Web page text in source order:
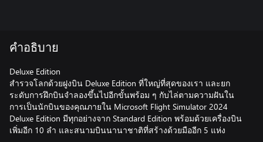
คำอธิบาย
Deluxe Edition
สำรวจโลกด้วยฝูงบิน Deluxe Edition ที่ใหญ่ที่สุดของเรา และยก
ระดับการฝึกบินจำลองขึ้นไปอีกขั้นพร้อม ๆ กับไล่ตามความฝันใน
การเป็นนักบินของคุณภายใน Microsoft Flight Simulator 2024
Deluxe Edition มีทุกอย่างจาก Standard Edition พร้อมด้วยเครื่องบิน
เพิ่มอีก 10 ลำ และสนามบินนานาชาติที่สร้างด้วยมืออีก 5 แห่ง